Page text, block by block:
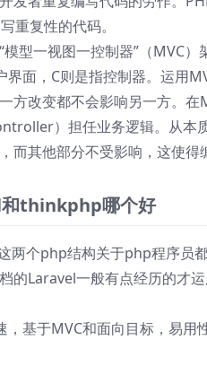
重复性的代码。
模型一视图一控制器”（MVC
界面，C则是指控制器。运用
方改变都不会影响另一方。
）担任业务逻辑。从本
而其他部分不受影响，这使得
thinkphp哪个好
两个php结构关于php程序员
的Laravel一般有点经历的才运
基于MVC和面向目标，易用